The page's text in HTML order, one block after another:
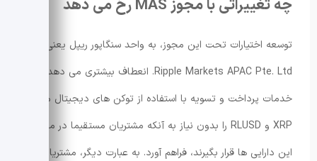
چه تغییراتی با مجوز MAS رخ می دهد
توسعه اختیارات تحت این مجوز، به واحد سنگاپور ریپل یعنی
Ripple Markets APAC Pte. Ltd. انعطاف بیشتری می دهد تا
خدمات پرداخت و تسویه با استفاده از توکن های دیجیتال مانند
XRP و RLUSD را بدون نیاز به آنکه مشتریان مستقیما در معرض
این دارایی ها قرار بگیرند، فراهم آورد. به عبارت دیگر، مشتریان می